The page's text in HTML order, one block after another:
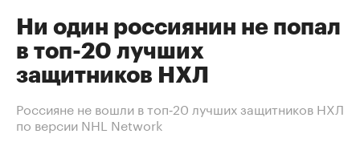
Ни один россиянин не попал
в топ-20 лучших
защитников НХЛ
Россияне не вошли в топ‑20 лучших защитников НХЛ
по версии NHL Network